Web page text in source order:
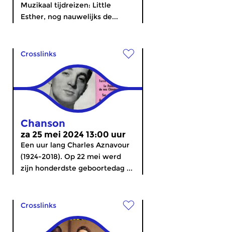
Muzikaal tijdreizen: Little
Esther, nog nauwelijks de...
Crosslinks
Chanson
za 25 mei 2024 13:00 uur
Een uur lang Charles Aznavour
(1924-2018). Op 22 mei werd
zijn honderdste geboortedag ...
Crosslinks